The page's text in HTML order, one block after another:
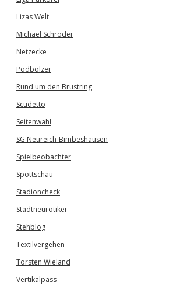
Lizas Welt
Michael Schröder
Netzecke
Podbolzer
Rund um den Brustring
Scudetto
Seitenwahl
SG Neureich-Bimbeshausen
Spielbeobachter
Spottschau
Stadioncheck
Stadtneurotiker
Stehblog
Textilvergehen
Torsten Wieland
Vertikalpass